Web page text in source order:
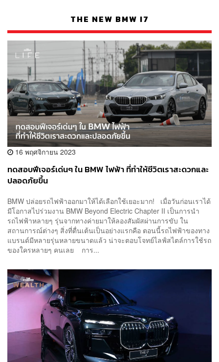
THE NEW BMW I7
16 พฤศจิกายน 2023
ทดสอบฟีเจอร์เด่นๆ ใน BMW ไฟฟ้า ที่ทำให้ชีวิตเราสะดวกและ
ปลอดภัยขึ้น
BMW ปล่อยรถไฟฟ้าออกมาให้ได้เลือกใช้เยอะมาก! เมื่อวันก่อนเราได้
มีโอกาสไปร่วมงาน BMW Beyond Electric Chapter II เป็นการนำ
รถไฟฟ้าหลายๆ รุ่นจากทางค่ายมาให้ลองสัมผัสผ่านการขับ ใน
สถานการณ์ต่างๆ สิ่งที่ตื่นเต้นเป็นอย่างแรกคือ ตอนนี้รถไฟฟ้าของทาง
แบรนด์มีหลายรุ่นหลายขนาดแล้ว น่าจะตอบโจทย์ไลฟ์สไตล์การใช้รถ
ของใครหลายๆ คนเลย การ...